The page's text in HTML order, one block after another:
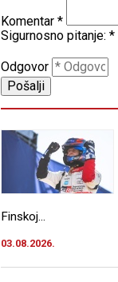
Komentar *
Sigurnosno pitanje: *
Odgovor
Finskoj...
03.08.2026.